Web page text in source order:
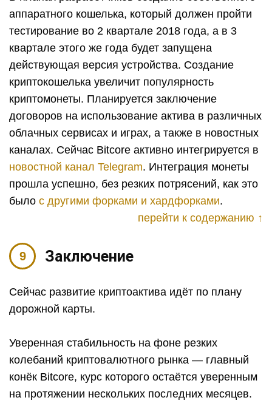
аппаратного кошелька, который должен пройти
тестирование во 2 квартале 2018 года, а в 3
квартале этого же года будет запущена
действующая версия устройства. Создание
криптокошелька увеличит популярность
криптомонеты. Планируется заключение
договоров на использование актива в различных
облачных сервисах и играх, а также в новостных
каналах. Сейчас Bitcore активно интегрируется в
новостной канал Telegram. Интеграция монеты
прошла успешно, без резких потрясений, как это
было с другими форками и хардфорками.
перейти к содержанию ↑
Заключение
Сейчас развитие криптоактива идёт по плану
дорожной карты.
Уверенная стабильность на фоне резких
колебаний криптовалютного рынка — главный
конёк Bitcore, курс которого остаётся уверенным
на протяжении нескольких последних месяцев.